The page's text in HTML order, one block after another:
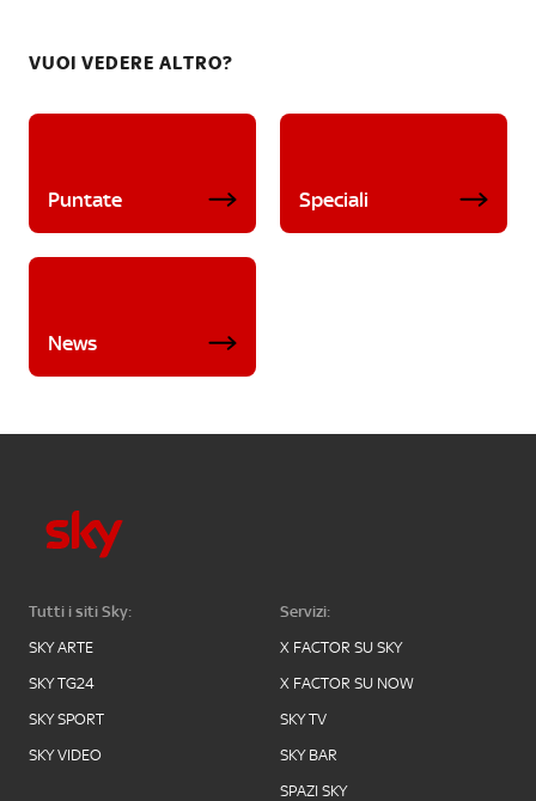
VUOI VEDERE ALTRO?
Puntate Speciali
News
Tutti i siti Sky:
SKY ARTE
SKY TG24
SKY SPORT
SKY VIDEO
Servizi:
X FACTOR SU SKY
X FACTOR SU NOW
SKY TV
SKY BAR
SPAZI SKY